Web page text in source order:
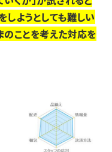
しようとしても難しい
のことを考えた対応を